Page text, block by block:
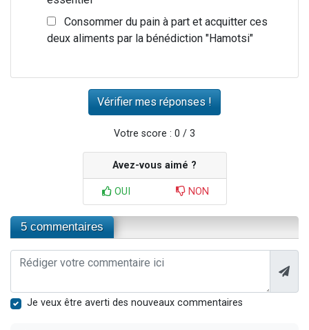
Consommer du pain à part et acquitter ces
deux aliments par la bénédiction "Hamotsi"
Votre score : 0 / 3
Avez-vous aimé ?
OUI NON
5 commentaires
Je veux être averti des nouveaux commentaires